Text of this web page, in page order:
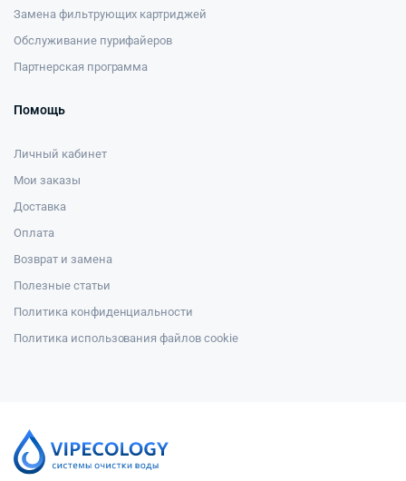
Замена фильтрующих картриджей
Обслуживание пурифайеров
Партнерская программа
Помощь
Личный кабинет
Мои заказы
Доставка
Оплата
Возврат и замена
Полезные статьи
Политика конфиденциальности
Политика использования файлов cookie